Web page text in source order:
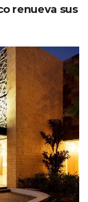
renueva sus